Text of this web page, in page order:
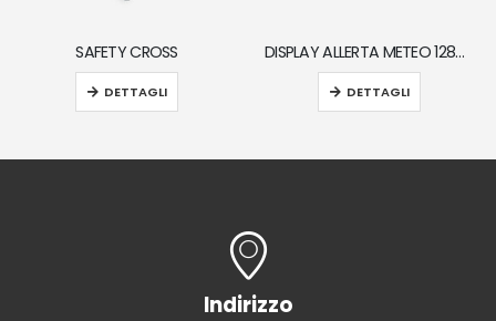
SAFETY CROSS
DETTAGLI
DISPLAY ALLERTA METEO 128X128_1.4
DETTAGLI
Indirizzo